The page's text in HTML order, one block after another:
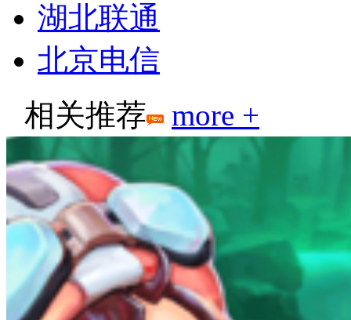
湖北联通
北京电信
相关推荐
more +